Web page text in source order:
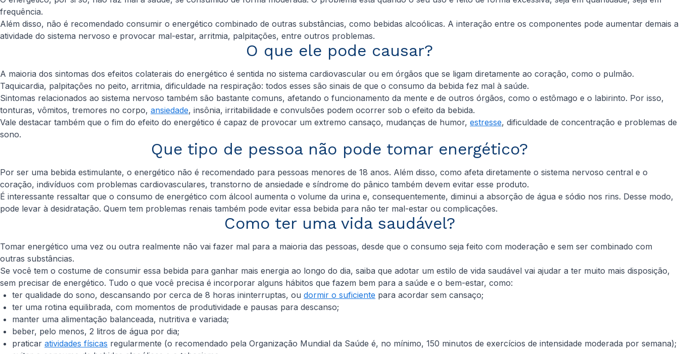
frequência.
Além disso, não é recomendado consumir o energético combinado de outras substâncias, como bebidas alcoólicas. A interação entre os componentes pode aumentar demais a
atividade do sistema nervoso e provocar mal-estar, arritmia, palpitações, entre outros problemas.
O que ele pode causar?
A maioria dos sintomas dos efeitos colaterais do energético é sentida no sistema cardiovascular ou em órgãos que se ligam diretamente ao coração, como o pulmão.
Taquicardia, palpitações no peito, arritmia, dificuldade na respiração: todos esses são sinais de que o consumo da bebida fez mal à saúde.
Sintomas relacionados ao sistema nervoso também são bastante comuns, afetando o funcionamento da mente e de outros órgãos, como o estômago e o labirinto. Por isso,
tonturas, vômitos, tremores no corpo, ansiedade, insônia, irritabilidade e convulsões podem ocorrer sob o efeito da bebida.
Vale destacar também que o fim do efeito do energético é capaz de provocar um extremo cansaço, mudanças de humor, estresse, dificuldade de concentração e problemas de
sono.
Que tipo de pessoa não pode tomar energético?
Por ser uma bebida estimulante, o energético não é recomendado para pessoas menores de 18 anos. Além disso, como afeta diretamente o sistema nervoso central e o
coração, indivíduos com problemas cardiovasculares, transtorno de ansiedade e síndrome do pânico também devem evitar esse produto.
É interessante ressaltar que o consumo de energético com álcool aumenta o volume da urina e, consequentemente, diminui a absorção de água e sódio nos rins. Desse modo,
pode levar à desidratação. Quem tem problemas renais também pode evitar essa bebida para não ter mal-estar ou complicações.
Como ter uma vida saudável?
Tomar energético uma vez ou outra realmente não vai fazer mal para a maioria das pessoas, desde que o consumo seja feito com moderação e sem ser combinado com
outras substâncias.
Se você tem o costume de consumir essa bebida para ganhar mais energia ao longo do dia, saiba que adotar um estilo de vida saudável vai ajudar a ter muito mais disposição,
sem precisar de energético. Tudo o que você precisa é incorporar alguns hábitos que fazem bem para a saúde e o bem-estar, como:
ter qualidade do sono, descansando por cerca de 8 horas ininterruptas, ou dormir o suficiente para acordar sem cansaço;
ter uma rotina equilibrada, com momentos de produtividade e pausas para descanso;
manter uma alimentação balanceada, nutritiva e variada;
beber, pelo menos, 2 litros de água por dia;
praticar atividades físicas regularmente (o recomendado pela Organização Mundial da Saúde é, no mínimo, 150 minutos de exercícios de intensidade moderada por semana);